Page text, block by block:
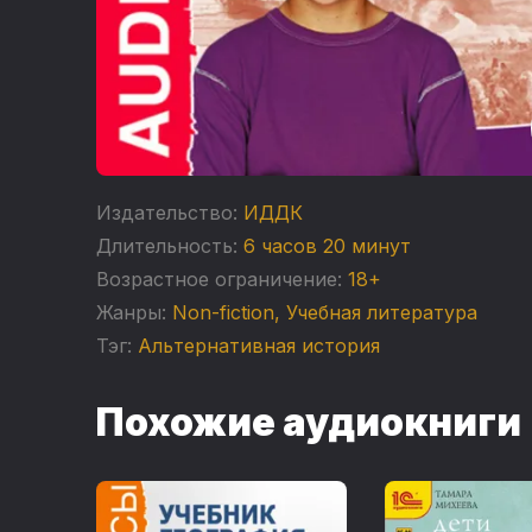
Издательство: ИДДК
Длительность: 6 часов 20 минут
Возрастное ограничение: 18+
Жанры: Non-fiction, Учебная литература
Тэг: Альтернативная история
Похожие аудиокниги